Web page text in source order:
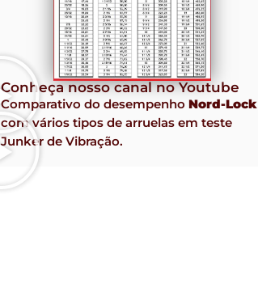
Conheça nosso canal no Youtube
Comparativo do desempenhoNord-Lock
com vários tipos de arruelas em teste
Junker de Vibração.